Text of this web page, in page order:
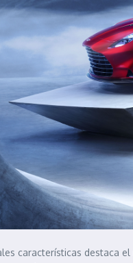
características destaca